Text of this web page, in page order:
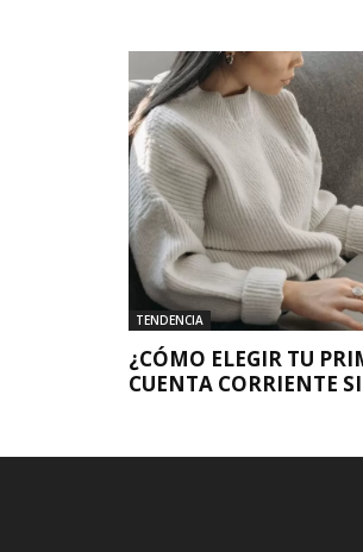
TENDENCIA
¿CÓMO ELEGIR TU
CUENTA CORRIENTE